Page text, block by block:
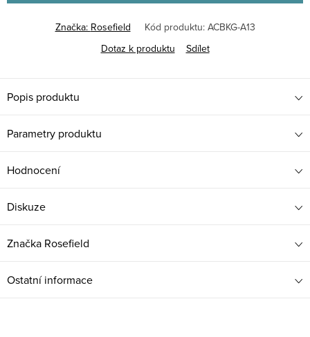
Značka: Rosefield Kód produktu: ACBKG-A13
Dotaz k produktu
Sdílet
Popis produktu
Parametry produktu
Hodnocení
Diskuze
Značka Rosefield
Ostatní informace